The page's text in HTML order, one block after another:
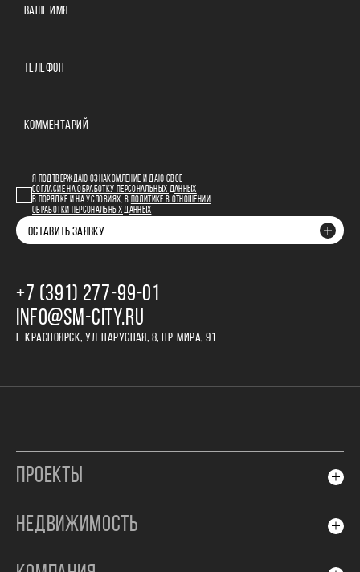
ВАШЕ ИМЯ
ТЕЛЕФОН
КОММЕНТАРИЙ
Я ПОДТВЕРЖДАЮ ОЗНАКОМЛЕНИЕ И ДАЮ СВОЕ
СОГЛАСИЕ НА ОБРАБОТКУ ПЕРСОНАЛЬНЫХ ДАННЫХ
В ПОРЯДКЕ И НА УСЛОВИЯХ, В
ПОЛИТИКЕ В ОТНОШЕНИИ
ОБРАБОТКИ ПЕРСОНАЛЬНЫХ ДАННЫХ
ОСТАВИТЬ ЗАЯВКУ
+7 (391) 277‒99‒01
INFO@SM-CITY.RU
Г. КРАСНОЯРСК, УЛ. ПАРУСНАЯ, 8, ПР. МИРА, 91
ПРОЕКТЫ
НЕДВИЖИМОСТЬ